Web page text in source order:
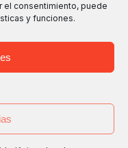
el consentimiento, puede
y funciones.
S.L.2026 - All Rights